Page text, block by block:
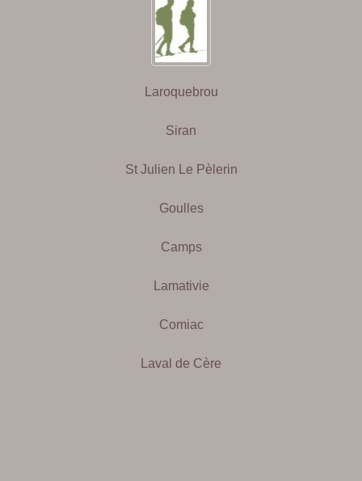
Laroquebrou
Siran
St Julien Le Pèlerin
Goulles
Camps
Lamativie
Comiac
Laval de Cère